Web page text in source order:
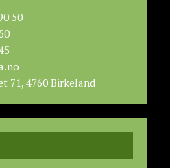
50
71, 4760 Birkeland